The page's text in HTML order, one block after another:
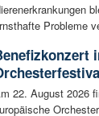
Probleme
22. August 2026